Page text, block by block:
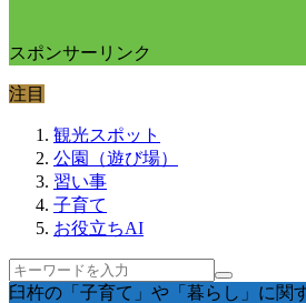
スポンサーリンク
注目
観光スポット
公園（遊び場）
習い事
子育て
お役立ちAI
臼杵の「子育て」や「暮らし」に関